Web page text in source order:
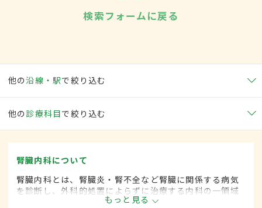
検索フォームに戻る
他の沿線・駅で絞り込む
他の 診療科目で絞り込む
腎臓内科について
腎臓内科とは、腎臓炎・腎不全など腎臓に関係する病気
を診断し、外科的処置によらずに治療する内科の一領域
もっと見る